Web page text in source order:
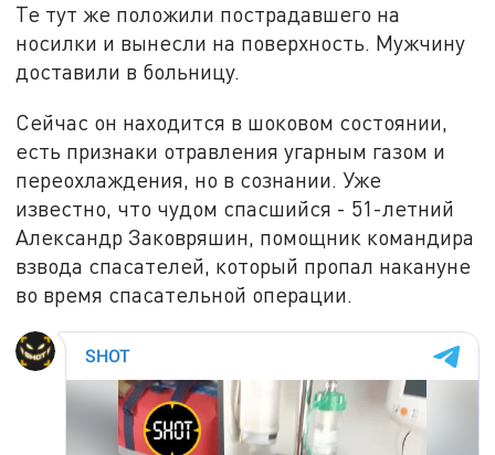
Те тут же положили пострадавшего на
носилки и вынесли на поверхность. Мужчину
доставили в больницу.
Сейчас он находится в шоковом состоянии,
есть признаки отравления угарным газом и
переохлаждения, но в сознании. Уже
известно, что чудом спасшийся - 51-летний
Александр Заковряшин, помощник командира
взвода спасателей, который пропал накануне
во время спасательной операции.